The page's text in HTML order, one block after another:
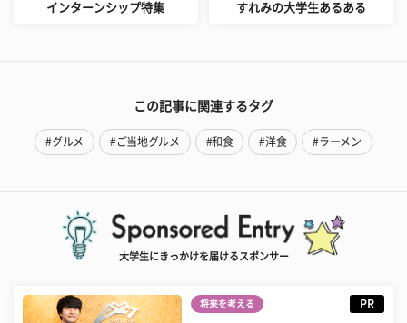
インターンシップ特集 すれみの大学生あるある
この記事に関連するタグ
#グルメ #ご当地グルメ #和食 #洋食 #ラーメン
大学生にきっかけを届けるスポンサー
将来を考える PR